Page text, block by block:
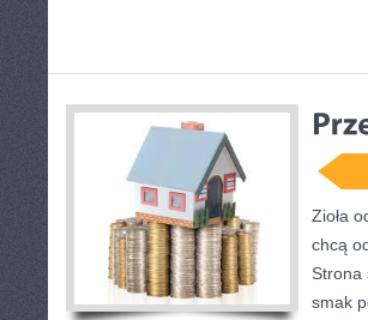
Zioła
chcą
Strona
smak